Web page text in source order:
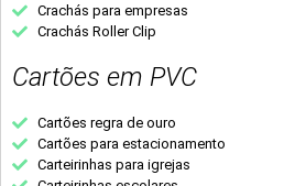
Crachás para empresas
Crachás Roller Clip
Cartões em PVC
Cartões regra de ouro
Cartões para estacionamento
Carteirinhas para igrejas